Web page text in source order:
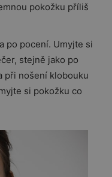
pokožku příliš
po pocení. Umyjte si
stejně jako po
při nošení klobouku
si pokožku co